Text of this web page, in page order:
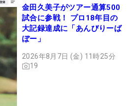
金田久美子がツアー通算500
試合に参戦！ プロ18年目の
大記録達成に「あんびりーば
ぼー」
2026年8月7日 (金) 11時25分
19